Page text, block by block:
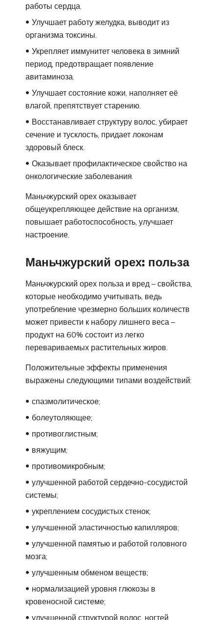
работы сердца.
Улучшает работу желудка, выводит из
организма токсины.
Укрепляет иммунитет человека в зимний
период, предотвращает появление
авитаминоза.
Улучшает состояние кожи, наполняет её
влагой, препятствует старению.
Восстанавливает структуру волос, убирает
сечение и тусклость, придает локонам
здоровый блеск.
Оказывает профилактическое свойство на
онкологические заболевания.
Маньчжурский орех оказывает
общеукрепляющее действие на организм,
повышает работоспособность, улучшает
настроение.
Маньчжурский орех: польза
Маньчжурский орех польза и вред – свойства,
которые необходимо учитывать, ведь
употребление чрезмерно больших количеств
может привести к набору лишнего веса –
продукт на 60% состоит из легко
перевариваемых растительных жиров.
Положительные эффекты применения
выражены следующими типами воздействий:
спазмолитическое;
болеутоляющее;
противоглистным;
вяжущим;
противомикробным;
улучшенной работой сердечно-сосудистой
системы;
укреплением сосудистых стенок;
улучшенной эластичностью капилляров;
улучшенной памятью и работой головного
мозга;
улучшенным обменом веществ;
нормализацией уровня глюкозы в
кровеносной системе;
улучшенной структурой волос, ногтей,